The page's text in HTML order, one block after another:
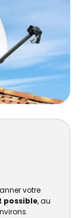
votre
possible, au